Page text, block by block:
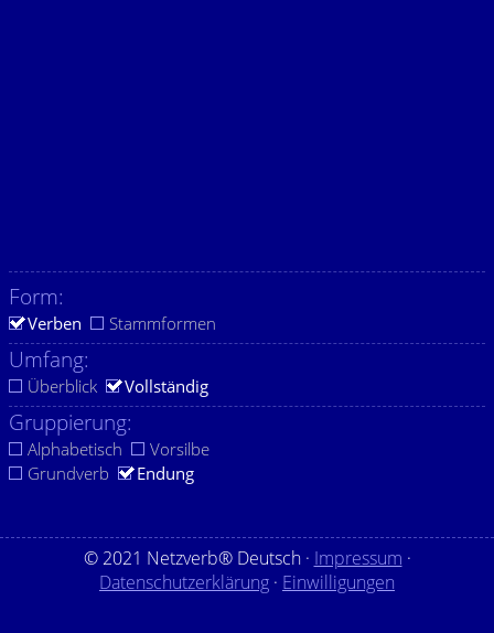
Form:
Verben Stammformen
Umfang:
Überblick Vollständig
Gruppierung:
Alphabetisch
Vorsilbe
Grundverb
Endung
© 2021 Netzverb® Deutsch · Impressum ·
Datenschutzerklärung · Einwilligungen